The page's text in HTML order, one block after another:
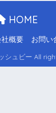
HOME
社概要 お問い
シュビー All